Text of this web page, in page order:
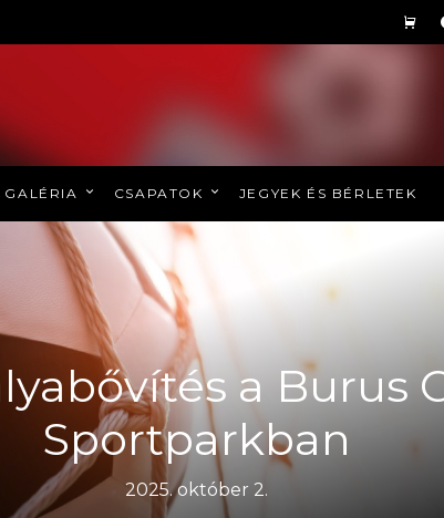
GALÉRIA CSAPATOK JEGYEK ÉS BÉRLETEK
a Burus
Sportparkban
2025. október 2.